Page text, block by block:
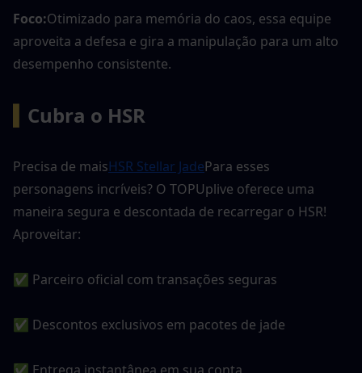
Foco:Otimizado para memória do caos, essa equipe
aproveita a defesa e gira a manipulação para um alto
desempenho consistente.
Cubra o HSR
Precisa de maisHSR Stellar JadePara esses
personagens incríveis? O TOPUplive oferece uma
maneira segura e descontada de recarregar o HSR!
Aproveitar:
✅ Parceiro oficial com transações seguras
✅ Descontos exclusivos em pacotes de jade